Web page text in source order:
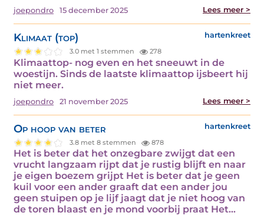
joepondro 15 december 2025 Lees meer >
Klimaat (top) hartenkreet
3.0 met 1 stemmen 278
Klimaattop- nog even en het sneeuwt in de
woestijn. Sinds de laatste klimaattop ijsbeert hij
niet meer.
joepondro 21 november 2025 Lees meer >
Op hoop van beter hartenkreet
3.8 met 8 stemmen 878
Het is beter dat het onzegbare zwijgt dat een
vrucht langzaam rijpt dat je rustig blijft en naar
je eigen boezem grijpt Het is beter dat je geen
kuil voor een ander graaft dat een ander jou
geen stuipen op je lijf jaagt dat je niet hoog van
de toren blaast en je mond voorbij praat Het...